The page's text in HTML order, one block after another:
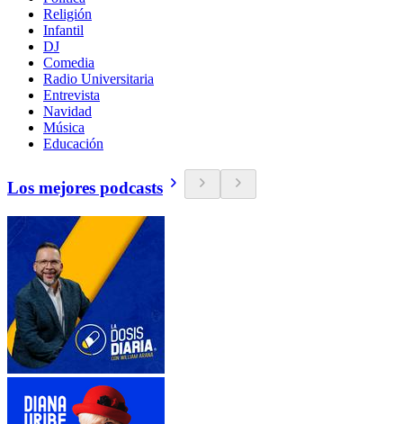
Religión
Infantil
DJ
Comedia
Radio Universitaria
Entrevista
Navidad
Música
Educación
Los mejores podcasts